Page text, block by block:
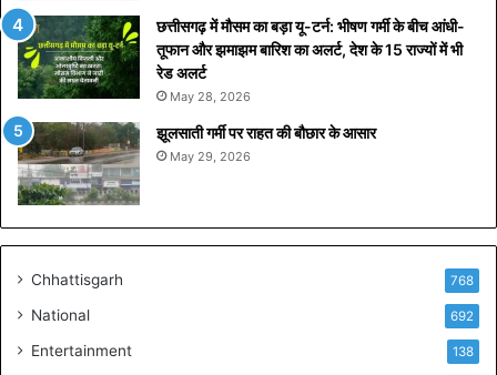
र
क
रो
ड़
की
क
मा
ई
का
कॉ
छत्तीसगढ़ में मौसम का बड़ा यू-टर्न: भीषण गर्मी के बीच आंधी-
तूफान और झमाझम बारिश का अलर्ट, देश के 15 राज्यों में भी
रेड अलर्ट
May 28, 2026
झूलसाती गर्मी पर राहत की बौछार के आसार
May 29, 2026
Chhattisgarh 768
National 692
Entertainment 138